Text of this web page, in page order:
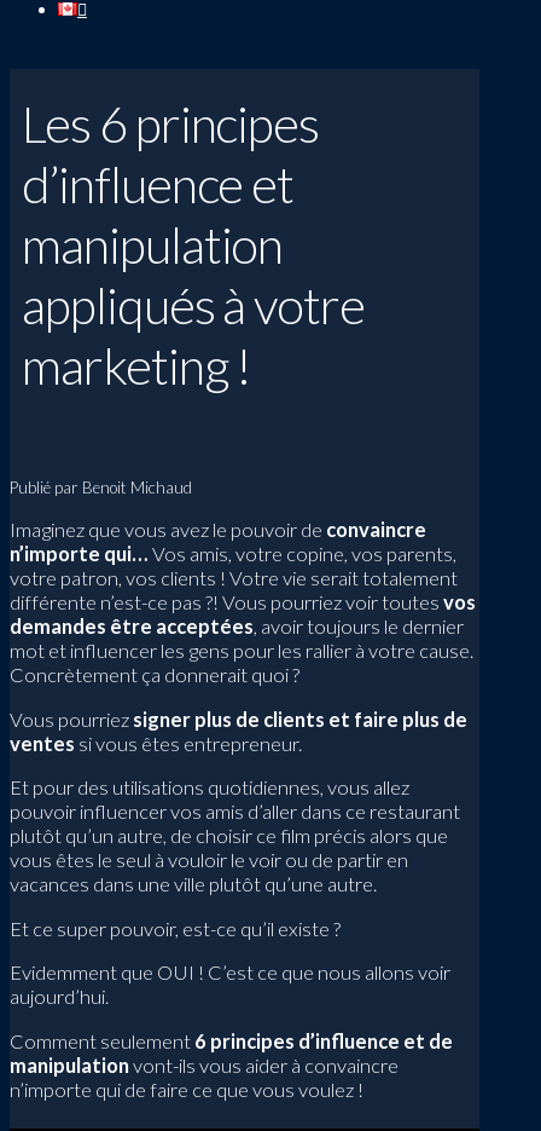
Les 6 principes
d’influence et
manipulation
appliqués à votre
marketing !
Publié par Benoit Michaud
Imaginez que vous avez le pouvoir de convaincre
n’importe qui… Vos amis, votre copine, vos parents,
votre patron, vos clients ! Votre vie serait totalement
différente n’est-ce pas ?! Vous pourriez voir toutes vos
demandes être acceptées, avoir toujours le dernier
mot et influencer les gens pour les rallier à votre cause.
Concrètement ça donnerait quoi ?
Vous pourriez signer plus de clients et faire plus de
ventes si vous êtes entrepreneur.
Et pour des utilisations quotidiennes, vous allez
pouvoir influencer vos amis d’aller dans ce restaurant
plutôt qu’un autre, de choisir ce film précis alors que
vous êtes le seul à vouloir le voir ou de partir en
vacances dans une ville plutôt qu’une autre.
Et ce super pouvoir, est-ce qu’il existe ?
Evidemment que OUI ! C’est ce que nous allons voir
aujourd’hui.
Comment seulement 6 principes d’influence et de
manipulationvont-ils vous aider à convaincre
n’importe qui de faire ce que vous voulez !